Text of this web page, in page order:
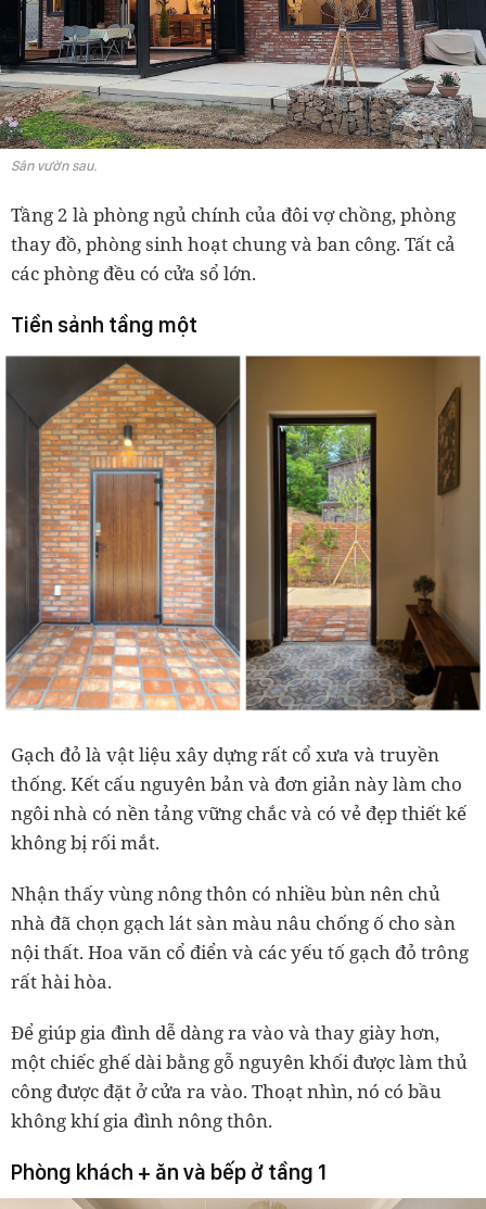
Sân vườn sau.
Tầng 2 là phòng ngủ chính của đôi vợ chồng, phòng
thay đồ, phòng sinh hoạt chung và ban công. Tất cả
các phòng đều có cửa sổ lớn.
Tiền sảnh tầng một
Gạch đỏ là vật liệu xây dựng rất cổ xưa và truyền
thống. Kết cấu nguyên bản và đơn giản này làm cho
ngôi nhà có nền tảng vững chắc và có vẻ đẹp thiết kế
không bị rối mắt.
Nhận thấy vùng nông thôn có nhiều bùn nên chủ
nhà đã chọn gạch lát sàn màu nâu chống ố cho sàn
nội thất. Hoa văn cổ điển và các yếu tố gạch đỏ trông
rất hài hòa.
Để giúp gia đình dễ dàng ra vào và thay giày hơn,
một chiếc ghế dài bằng gỗ nguyên khối được làm thủ
công được đặt ở cửa ra vào. Thoạt nhìn, nó có bầu
không khí gia đình nông thôn.
Phòng khách + ăn và bếp ở tầng 1